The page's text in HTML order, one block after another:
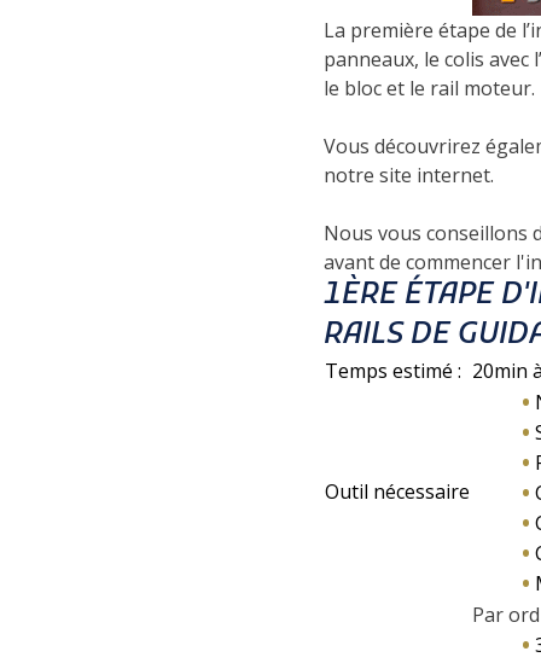
La première étape de
panneaux, le colis
le bloc et le rail moteur.
Vous découvrirez
notre site internet.
Nous vous conseillons
avant de commencer
1ÈRE ÉTAPE
RAILS DE
Temps estimé : 20min
Outil nécessaire
Par